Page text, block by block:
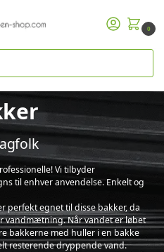
0
Vi tilbyder
til enhver anvendelse. Enkelt og
perfekt egnet til disse bakker, da
Når vandet er løbet
bakkerne med huller i en bakke
resterende dryppende vand.